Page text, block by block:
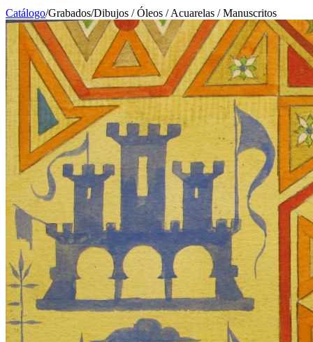
Catálogo/Grabados/Dibujos / Óleos / Acuarelas / Manuscritos